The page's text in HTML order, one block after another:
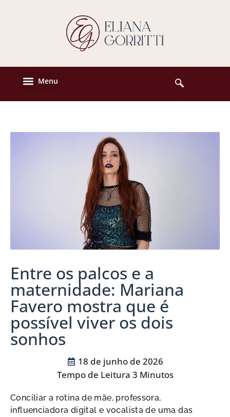
Entre os palcos e a
maternidade: Mariana
Favero mostra que é
possível viver os dois
sonhos
18 de junho de 2026
Conciliar a rotina de mãe, professora,
influenciadora digital e vocalista de uma das